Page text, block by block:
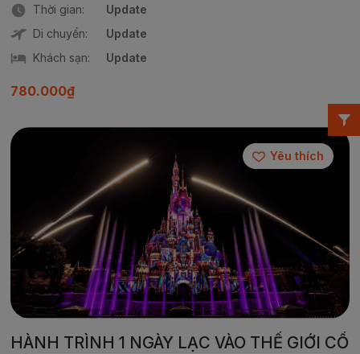
Thời gian:
Update
Di chuyển:
Update
Khách sạn:
Update
780.000₫
Yêu thích
HÀNH TRÌNH 1 NGÀY LẠC VÀO THẾ GIỚI CỔ